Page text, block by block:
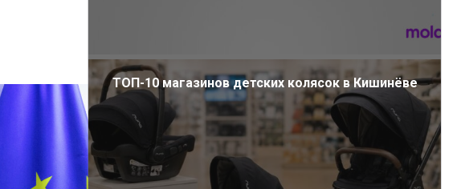
ТОП-10 магазинов детских колясок в Кишинёве